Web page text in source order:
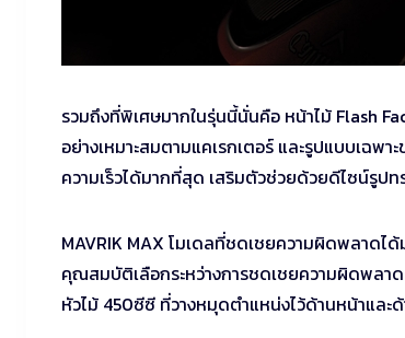
รวมถึงที่พิเศษมากในรุ่นนี้นั่นคือ หน้าไม้ Flash
อย่างเหมาะสมตามแคเรกเตอร์ และรูปแบบเฉพ
ความเร็วได้มากที่สุด เสริมตัวช่วยด้วยดีไซน์รู
MAVRIK MAX โมเดลที่ชดเชยความผิดพลาด
คุณสมบัติเลือกระหว่างการชดเชยความผิดพลา
หัวไม้ 450ซีซี ที่วางหมุดตำแหน่งไว้ด้านหน้าแล